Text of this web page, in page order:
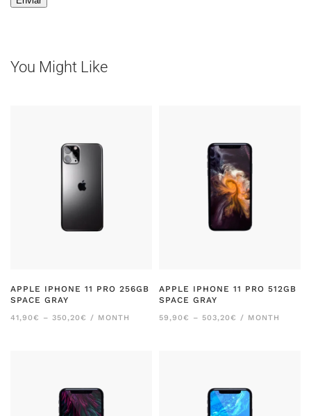
You Might Like
APPLE IPHONE 11 PRO 256GB
SPACE GRAY
41,90€ – 350,20€ RANGO
/ MONTH
APPLE IPHONE 11 PRO 512GB
SPACE GRAY
59,90€ – 503,20€ RANGO
/ MONTH